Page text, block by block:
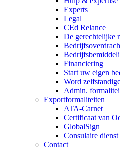
Experts
Legal
CEd Relance
De gerechtelijke
Financiering
Start uw eigen
Word zelfstandige
Admin.
Exportformaliteiten
ATA-Carnet
Certificaat van
GlobalSign
Consulaire dienst
Contact